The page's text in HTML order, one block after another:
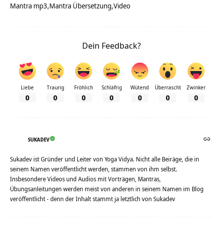
Mantra mp3 Mantra Übersetzung Video
Dein Feedback?
Liebe
0
Traurig
0
Fröhlich
0
Schläfrig
0
Wütend
0
Überrascht
0
Zwinker
0
SUKADEV
Sukadev ist Gründer und Leiter von Yoga Vidya. Nicht alle Beiräge, die in
seinem Namen veröffentlicht werden, stammen von ihm selbst.
Insbesondere Videos und Audios mit Vorträgen, Mantras,
Übungsanleitungen werden meist von anderen in seinem Namen im Blog
veröffentlicht - denn der Inhalt stammt ja letztlich von Sukadev